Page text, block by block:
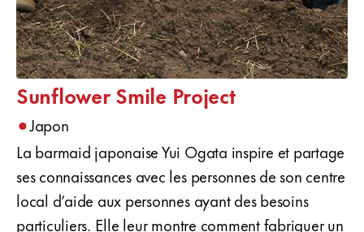
Sunflower Smile Project
•Japon
La barmaid japonaise Yui Ogata inspire et partage
ses connaissances avec les personnes de son centre
local d’aide aux personnes ayant des besoins
particuliers. Elle leur montre comment fabriquer un